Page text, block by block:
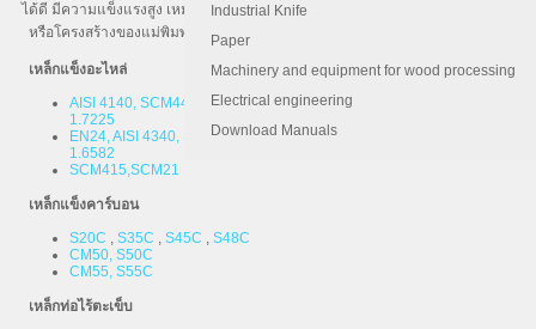
Industrial Knife
Paper
Machinery and equipment for wood processing
Electrical engineering
Download Manuals
ได้ดี มีความแข็งแรงสูง เหมาะสำหรับทำชิ้นส่วนพื้นฐาน
หรือโครงสร้างของแม่พิมพ์ และงานทั่วไป
เหล็กแข็งอะไหล่
AISI 4140, SCM440, SAE 4140, 42CrMo4, 42CrMoS4, Din 1.7225,
1.7225
EN24, AISI 4340, SAE 4340, 34CrNiMo6, 34CrNiMo6V, Din 1.6582,
1.6582
SCM415,SCM21
เหล็กแข็งคาร์บอน
S20C , S35C , S45C , S48C
CM50, S50C
CM55, S55C
เหล็กท่อไร้ตะเข็บ